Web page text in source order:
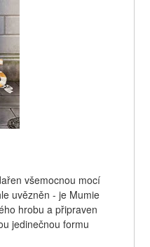
všemocnou mocí
uvězněn - je Mumie
hrobu a připraven
jedinečnou formu